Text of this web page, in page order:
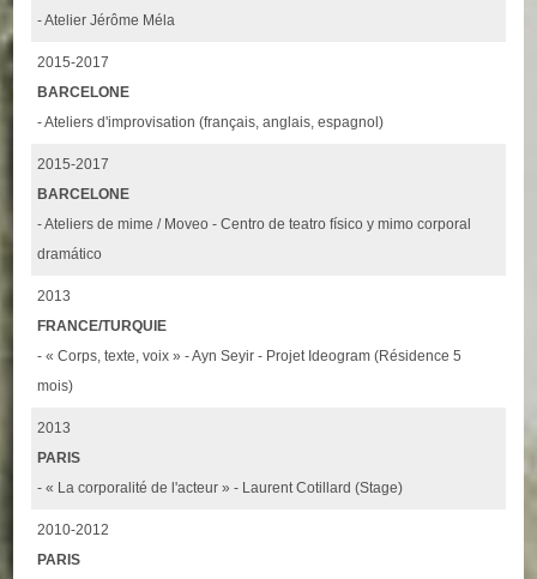
- Atelier Jérôme Méla
2015-2017
BARCELONE
- Ateliers d'improvisation (français, anglais, espagnol)
2015-2017
BARCELONE
- Ateliers de mime / Moveo - Centro de teatro físico y mimo corporal
dramático
2013
FRANCE/TURQUIE
- « Corps, texte, voix » - Ayn Seyir - Projet Ideogram (Résidence 5
mois)
2013
PARIS
- « La corporalité de l'acteur » - Laurent Cotillard (Stage)
2010-2012
PARIS